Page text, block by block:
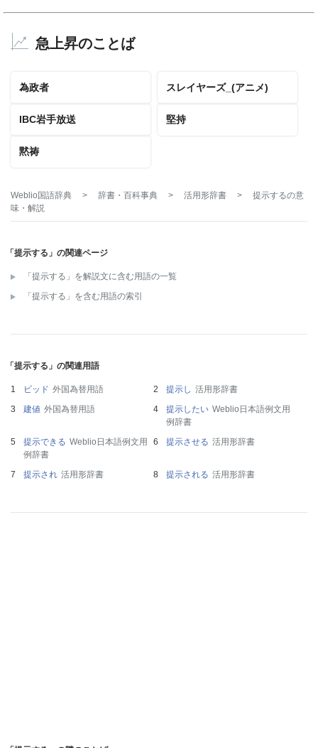
急上昇のことば
為政者 スレイヤーズ_(アニメ)
IBC岩手放送 堅持
黙祷
Weblio国語辞典 > 辞書・百科事典 > 活用形辞書 > 提示するの意
味・解説
「提示する」の関連ページ
「提示する」を解説文に含む用語の一覧
「提示する」を含む用語の索引
「提示する」の関連用語
ビッド 外国為替用語 提示し 活用形辞書
建値 外国為替用語 提示したい Weblio日本語例文用
例辞書
提示できる Weblio日本語例文用
例辞書
提示させる 活用形辞書
提示され 活用形辞書 提示される 活用形辞書